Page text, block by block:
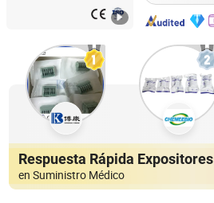
Respuesta Rápida Expositores
en Suministro Médico